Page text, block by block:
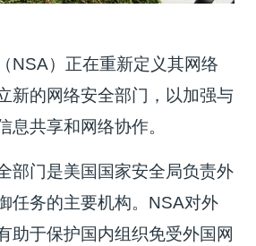
NSA）正在重新定义其网络
新的网络安全部门，以加强与
息共享和网络协作。
部门是美国国家安全局负责外
任务的主要机构。NSA对外
助于保护国内组织免受外国网